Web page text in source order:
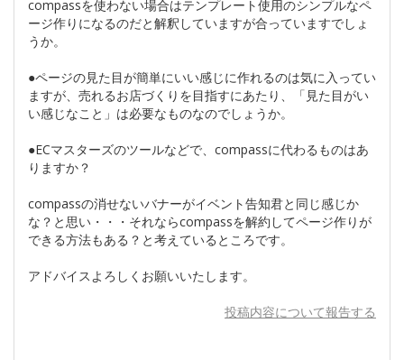
compassを使わない場合はテンプレート使用のシンプルなペ
ージ作りになるのだと解釈していますが合っていますでしょ
うか。
●ページの見た目が簡単にいい感じに作れるのは気に入ってい
ますが、売れるお店づくりを目指すにあたり、「見た目がい
い感じなこと」は必要なものなのでしょうか。
●ECマスターズのツールなどで、compassに代わるものはあ
りますか？
compassの消せないバナーがイベント告知君と同じ感じか
な？と思い・・・それならcompassを解約してページ作りが
できる方法もある？と考えているところです。
アドバイスよろしくお願いいたします。
投稿内容について報告する